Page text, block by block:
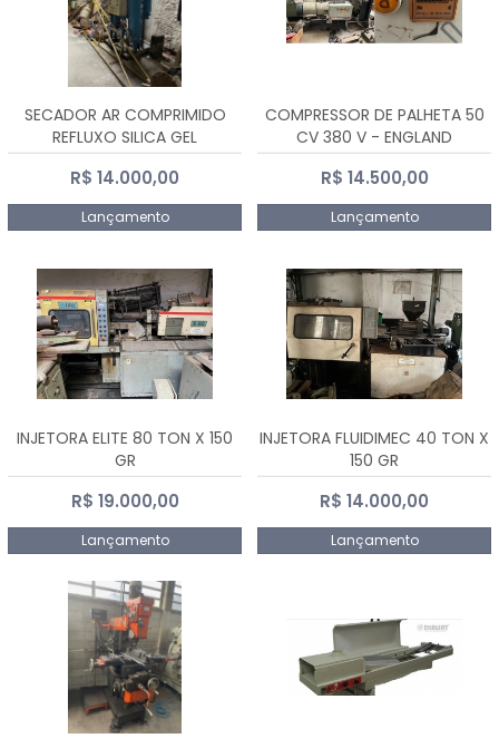
SECADOR AR COMPRIMIDO
REFLUXO SILICA GEL
R$ 14.000,00
Lançamento
COMPRESSOR DE PALHETA 50
CV 380 V - ENGLAND
R$ 14.500,00
Lançamento
INJETORA ELITE 80 TON X 150
GR
R$ 19.000,00
Lançamento
INJETORA FLUIDIMEC 40 TON X
150 GR
R$ 14.000,00
Lançamento